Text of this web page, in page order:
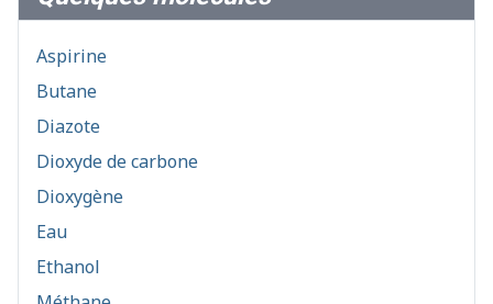
Aspirine
Butane
Diazote
Dioxyde de carbone
Dioxygène
Eau
Ethanol